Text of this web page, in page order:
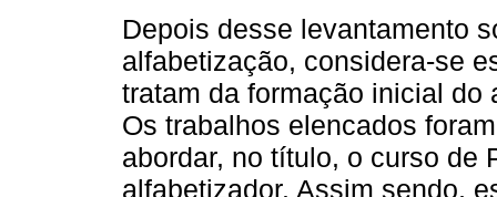
Depois desse levantamento
alfabetização, considera-se
tratam da formação inicial do
Os trabalhos elencados
abordar, no título, o curso de
alfabetizador. Assim sendo,